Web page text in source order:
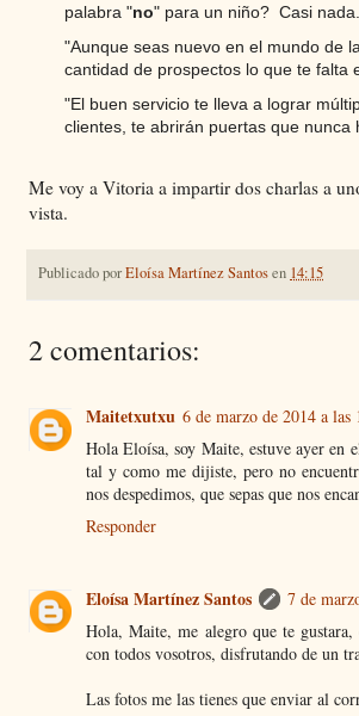
palabra "no" para un niño? Casi
"Aunque seas nuevo en el mundo de
cantidad de prospectos lo que te falta
"El buen servicio te lleva a lograr
clientes, te abrirán puertas que nunca
Me voy a Vitoria a impartir dos charlas a
vista.
Publicado porEloísa Martínez Santosen 14:15
2 comentarios:
Maitetxutxu 6 de marzo de 2014 a las
Hola Eloísa, soy Maite, estuve ayer
tal y como me dijiste, pero no
nos despedimos, que sepas que nos
Responder
Eloísa Martínez Santos
7 de
Hola, Maite, me alegro que te
con todos vosotros, disfrutando de un
Las fotos me las tienes que enviar al